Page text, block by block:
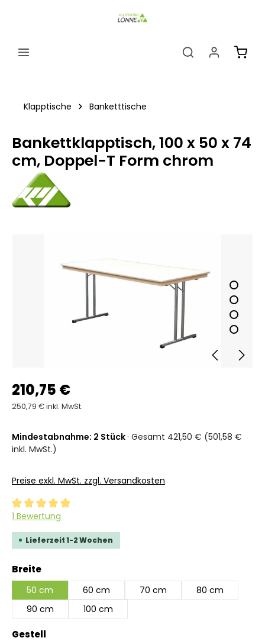
Klapptische Banketttische
Bankettklapptisch, 100 x 50 x 74
cm, Doppel-T Form chrom
210,75 €
250,79 € inkl. MwSt.
Mindestabnahme: 2 Stück · Gesamt 421,50 € (501,58 €
inkl. MwSt.)
Preise exkl. MwSt. zzgl. Versandkosten
Durchschnittliche Bewertung von 5 von 5 Sternen
1 Bewertung
Lieferzeit 1-2 Wochen
Breiteauswählen
50 cm 60 cm 70 cm
80 cm
90 cm
100 cm
Gestell